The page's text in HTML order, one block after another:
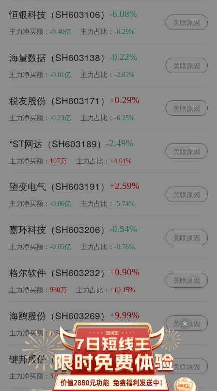
恒银科技（SH603106）-6.08%
主力净买额：-0.40亿 主力占比：-8.29%
关联原因
海量数据（SH603138）-0.22%
主力净买额：-0.01亿 主力占比：-2.82%
关联原因
税友股份（SH603171） +0.29%
主力净买额：-0.23亿 主力占比：-6.25%
关联原因
*ST网达（SH603189）-2.49%
主力净买额： 107万 主力占比：+4.01%
关联原因
望变电气（SH603191） +2.59%
主力净买额：-0.06亿 主力占比：-5.74%
关联原因
嘉环科技（SH603206）-0.54%
主力净买额：-0.05亿 主力占比：-8.76%
关联原因
格尔软件（SH603232） +0.90%
主力净买额：930万 主力占比：+10.15%
关联原因
海鸥股份（SH603269） +9.99%
主力净买额：1.58亿 主力占比：+53.29%
关联原因
键邦股份（SH603285）-4.62%
主力净买额：376万 主力占比：+2.19%
关联原因